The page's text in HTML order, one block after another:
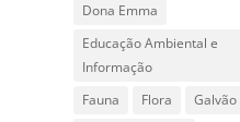
Dona Emma
Educação Ambiental e
Informação
Fauna
Flora
Galvão